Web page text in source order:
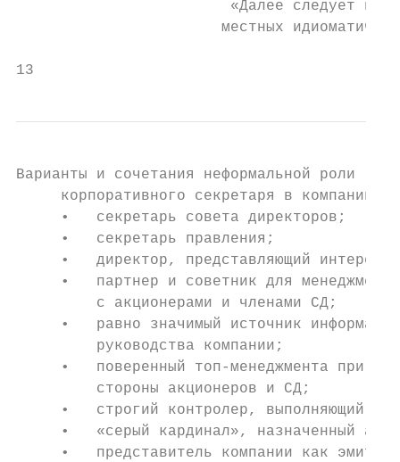
«Далее следует
местных
13
Варианты и сочетания неформальной роли
     корпоративного секретаря в компании:
     •   секретарь совета директоров;
     •   секретарь правления;
•   директор, представляющий интересы
•   партнер и советник для
         с акционерами и членами СД;
•   равно значимый источник
         руководства компании;
•   поверенный топ-менеджмента при
         стороны акционеров и СД;
•   строгий контролер, выполняющий
•   «серый кардинал», назначенный
•   представитель компании как